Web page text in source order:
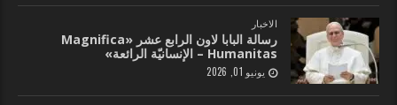
الاخبار
رسالة البابا لاون الرابع عشر «Magnifica
Humanitas – الإنسانيّة الرائعة»
يونيو 01, 2026